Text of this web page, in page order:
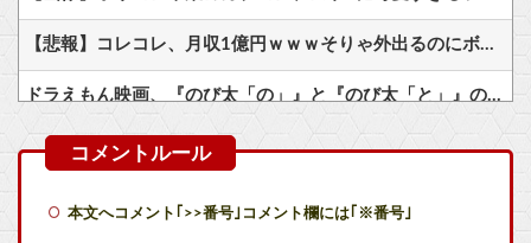
【悲報】コレコレ、月収1億円ｗｗｗそりゃ外出るのにボディガードつけるわ…
ドラえもん映画、『のび太「の」』と『のび太「と」』の違いがわからないと話題に
【艦これ】ムラクモウサギ 他
本文へコメント｢>>番号｣コメント欄には｢※番号｣